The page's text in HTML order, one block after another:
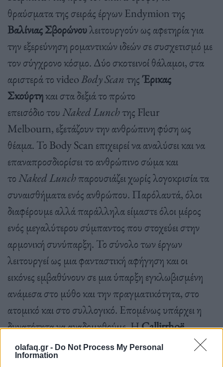
olafaq.gr - Do Not Process My Personal
Information
θραύσματα της σειράς έργων Endymion της
Βαλίνιας Σβορώνουλειτουργούν ως αφετηρία για
την εξερεύνηση ρομαντικών ιδεών σε συσχετισμό με
τον σύγχρονο κόσμο. Δύο σκοτεινοί θάλαμοι, στα
αριστερά το videoBodyScan τηςΈρικας
Σκούρτηκαι στα δεξιά το πρώτο
επεισόδιο τουNaked Lunchτης Fleur
Melbourn, εξετάζουν την ανθρώπινη φύση ως
θέαμα. Το Body Scan επιχειρεί να αναλύσει και να
επαναπροσδιορίσει το ανθρώπινο σώμα και
τοNaked Lunchπαρουσιάζει χωρίς λογοκρισία τα
συναισθήματα ενός ανθρώπου. Παρόλαυτά, όλοι
διαφέρουμε αλλά παράλληλα είμαστε όλοι μέρος
ενός μεγαλύτερου σύμπαντος που στοχεύει στην
αρμονική συνύπαρξη. Το σύνολο των έργων
λειτουργεί ως μια φανταστική αφήγηση και οι
εικόνες εμβαθύνουν σε μια ύπαρξη εγκλωβισμένη
ανάμεσα στο μύθο και την πραγματικότητα, στο
ατομικό και στο συλλογικό. Επομένως υπάρχει η
δυνατότητα να αναδομηθούμε. ΗCallirrhoë
φιλοξενείται για πρώτη φοράστον χώρο του
MetaphorΑ